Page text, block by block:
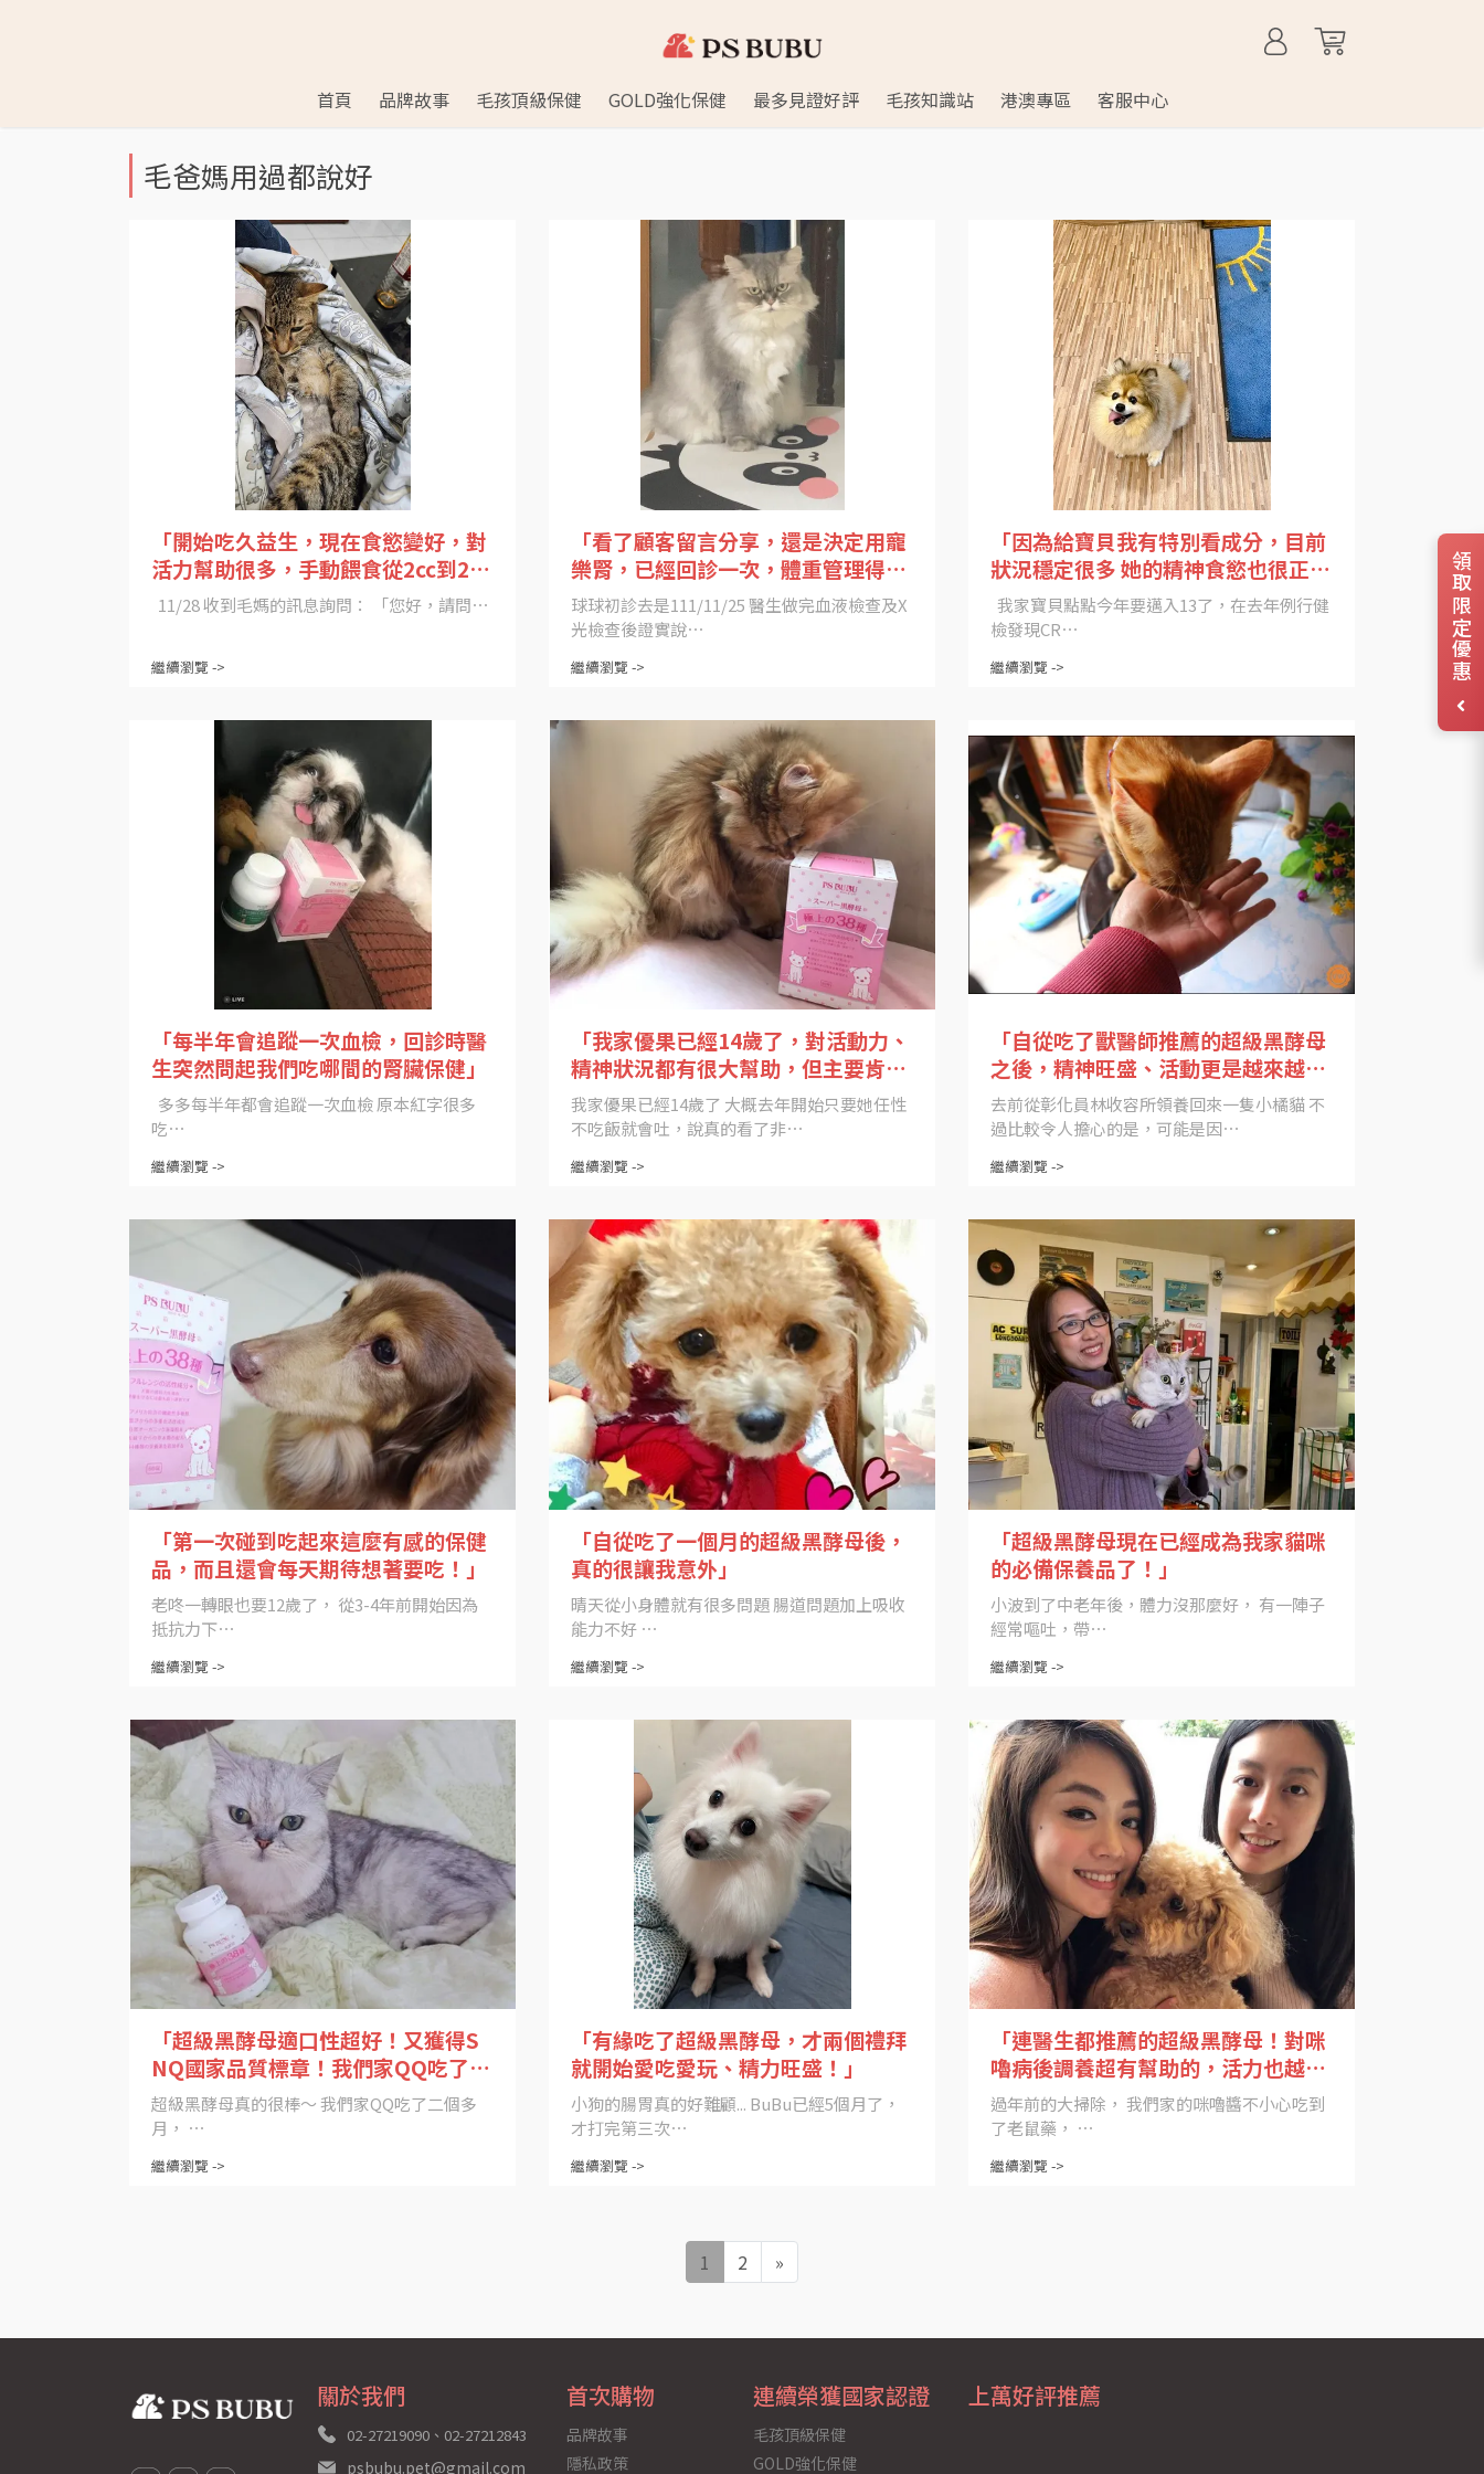
首頁 品牌故事 毛孩頂級保健 GOLD強化保健 最多見證好評 毛孩知識站 港澳專區 客服中心
毛爸媽用過都說好
「開始吃久益生，現在食慾變好，對
活力幫助很多，手動餵食從2cc到20c
c，我真的很欣慰」
11/28 收到毛媽的訊息詢問： 「您好，請問⋯
繼續瀏覽 ->
「看了顧客留言分享，還是決定用寵
樂腎，已經回診一次，體重管理得更
好了，食慾也上升」
球球初診去是111/11/25 醫生做完血液檢查及X
光檢查後證實說⋯
繼續瀏覽 ->
「因為給寶貝我有特別看成分，目前
狀況穩定很多 她的精神食慾也很正
常」
我家寶貝點點今年要邁入13了，在去年例行健
檢發現CR⋯
繼續瀏覽 ->
「每半年會追蹤一次血檢，回診時醫
生突然問起我們吃哪間的腎臟保健」
多多每半年都會追蹤一次血檢 原本紅字很多
吃⋯
繼續瀏覽 ->
「我家優果已經14歲了，對活動力、
精神狀況都有很大幫助，但主要肯吃
東西、對腸胃也幫大忙真的很棒」
我家優果已經14歲了 大概去年開始只要她任性
不吃飯就會吐，說真的看了非⋯
繼續瀏覽 ->
「自從吃了獸醫師推薦的超級黑酵母
之後，精神旺盛、活動更是越來越
好！」
去前從彰化員林收容所領養回來一隻小橘貓 不
過比較令人擔心的是，可能是因⋯
繼續瀏覽 ->
「第一次碰到吃起來這麼有感的保健
品，而且還會每天期待想著要吃！」
老咚一轉眼也要12歲了， 從3-4年前開始因為
抵抗力下⋯
繼續瀏覽 ->
「自從吃了一個月的超級黑酵母後，
真的很讓我意外」
晴天從小身體就有很多問題 腸道問題加上吸收
能力不好 ⋯
繼續瀏覽 ->
「超級黑酵母現在已經成為我家貓咪
的必備保養品了！」
小波到了中老年後，體力沒那麼好， 有一陣子
經常嘔吐，帶⋯
繼續瀏覽 ->
「超級黑酵母適口性超好！又獲得S
NQ國家品質標章！我們家QQ吃了二
個多月， 整體精神、活動力和食慾都
變得更好了！」
超級黑酵母真的很棒～ 我們家QQ吃了二個多
月， ⋯
繼續瀏覽 ->
「有緣吃了超級黑酵母，才兩個禮拜
就開始愛吃愛玩、精力旺盛！」
小狗的腸胃真的好難顧... BuBu已經5個月了，
才打完第三次⋯
繼續瀏覽 ->
「連醫生都推薦的超級黑酵母！對咪
嚕病後調養超有幫助的，活力也越來
越好！」
過年前的大掃除， 我們家的咪嚕醬不小心吃到
了老鼠藥， ⋯
繼續瀏覽 ->
1 2 »
關於我們
02-27219090、02-27212843
psbubu.pet@gmail.com
首次購物
品牌故事
隱私政策
連續榮獲國家認證
毛孩頂級保健
GOLD強化保健
上萬好評推薦
領取限定優惠